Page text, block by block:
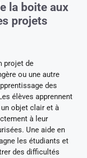
la boite aux
projets
projet de
ou une autre
des
élèves apprennent
objet clair et à
à leur
Une aide en
les étudiants et
des difficultés